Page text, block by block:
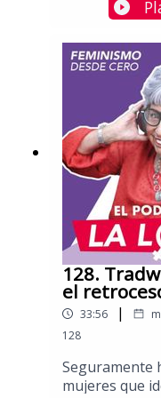
está en una
sus ideas o
proceso
casos. La
mujeres en la
también son
buscan
Astrid
electoral del
2029.Aquí
Lovera.
128.
el
33:56 |
128
Seguramente
mujeres que